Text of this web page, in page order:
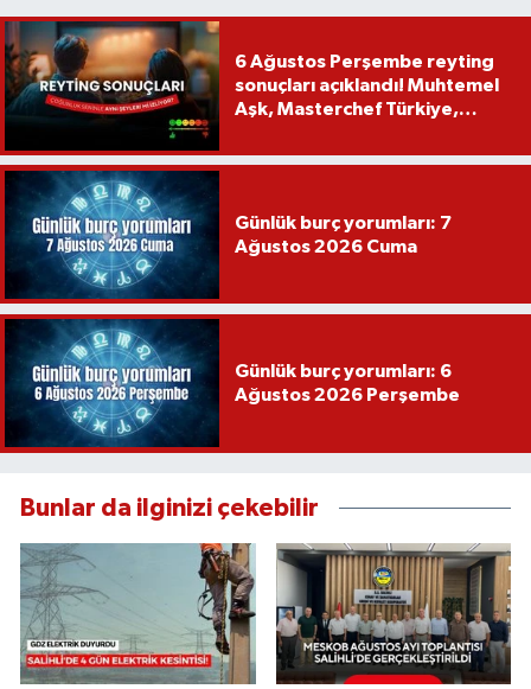
6 Ağustos Perşembe reyting
sonuçları açıklandı! Muhtemel
Aşk, Masterchef Türkiye,
Günlük burç yorumları: 7
Ağustos 2026 Cuma
Günlük burç yorumları: 6
Ağustos 2026 Perşembe
Bunlar da ilginizi çekebilir